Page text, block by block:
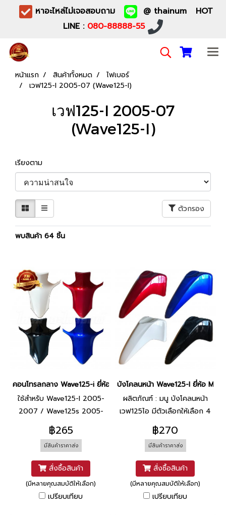
หาอะไหล่ไม่เจอสอบถาม
@ thainum HOT
LINE : 080-88888-55
หน้าแรก สินค้าทั้งหมด
ไฟเบอร์
เวฟ125-I 2005-07 (Wave125-I)
เวฟ125-I 2005-07
(Wave125-I)
เรียงตาม
ตัวกรอง
พบสินค้า 64 ชิ้น
คอนโทรลกลาง Wave125-i ยี่ห้อ Manoo
ใช้สำหรับ Wave125-I 2005-
2007 / Wave125s 2005-
2007
฿265
มีสินค้าราคาส่ง
สั่งซื้อสินค้า
(มีหลายคุณสมบัติให้เลือก)
เปรียบเทียบ
บังโคลนหน้า Wave125-I ยี่ห้อ
ผลิตภัณฑ์ : มนู บังโคลนหน้า
เวฟ125ไอ มีตัวเลือกให้เลือก 4
สี แดงบรอนซ์ / น้ำเงิน / ดำ /
ขาว
฿270
มีสินค้าราคาส่ง
สั่งซื้อสินค้า
(มีหลายคุณสมบัติให้เลือก)
เปรียบเทียบ